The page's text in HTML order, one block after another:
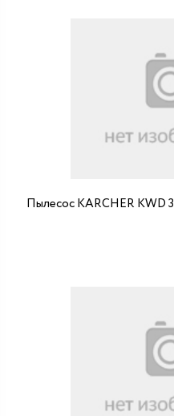
Пылесос KARCHER KWD 3